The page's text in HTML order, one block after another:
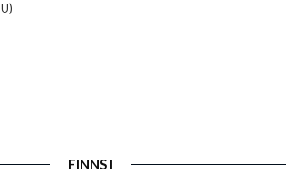
FINNS I